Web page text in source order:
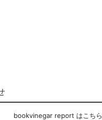
bookvinegar report はこちら